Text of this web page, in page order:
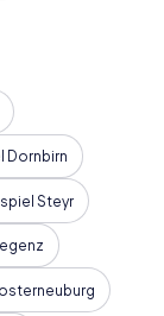
Dornbirn
Steyr